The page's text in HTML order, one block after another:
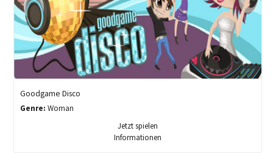
Goodgame Disco
Genre: Woman
Jetzt spielen
Informationen